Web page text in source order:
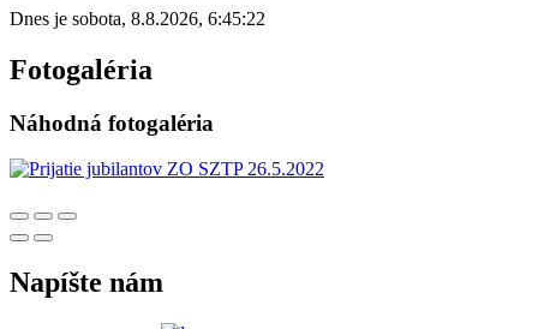
Dnes je sobota, 8.8.2026, 6:45:22
Fotogaléria
Náhodná fotogaléria
Napíšte nám